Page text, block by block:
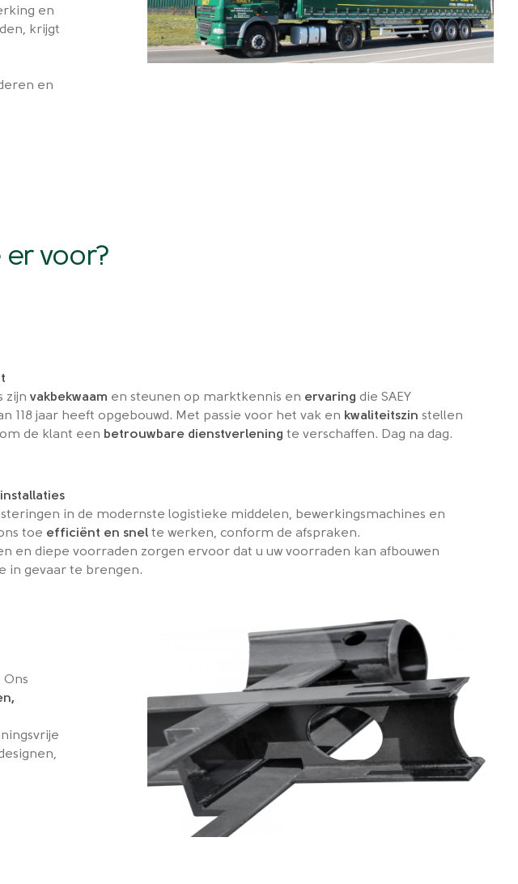
en
krijgt
en
er voor?
zijn vakbekwaam en steunen op marktkennis en ervaring die SAEY
118 jaar heeft opgebouwd. Met passie voor het vak en kwaliteitszin stellen
de klant een betrouwbare dienstverlening te verschaffen. Dag na dag.
in de modernste logistieke middelen, bewerkingsmachines en
toe efficiënt en snel te werken, conform de afspraken.
en diepe voorraden zorgen ervoor dat u uw voorraden kan afbouwen
in gevaar te brengen.